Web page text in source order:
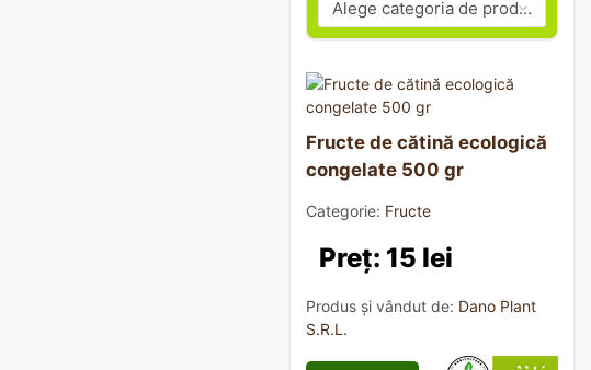
Fructe de cătină ecologică
congelate 500 gr
Categorie: Fructe
Preț: 15 lei
Produs și vândut de: Dano Plant
S.R.L.